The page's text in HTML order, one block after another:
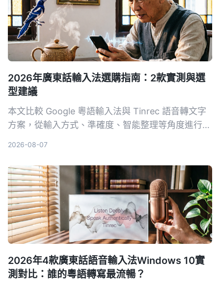
2026年廣東話輸入法選購指南：2款實測與選
型建議
本文比較 Google 粵語輸入法與 Tinrec 語音轉文字
方案，從輸入方式、準確度、智能整理等角度進行實
2026-08-07
2026年4款廣東話語音輸入法Windows 10實
測對比：誰的粵語轉寫最流暢？